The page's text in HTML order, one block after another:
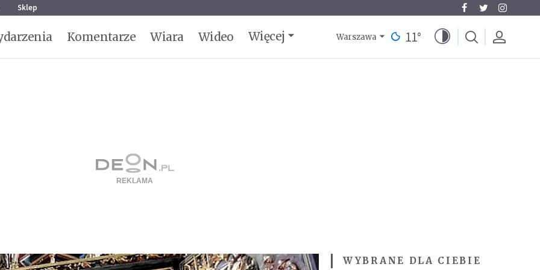
Sklep
Komentarze Wiara Wideo Więcej Warszawa 11°
WYBRANE DLA CIEBIE